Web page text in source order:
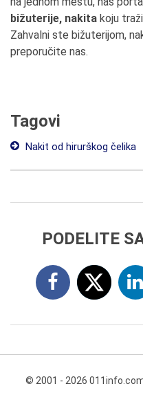
bižuterije, nakita koju
Zahvalni ste bižuterijom,
preporučite nas.
Tagovi
Nakit od hirurškog čelika
PODELITE
© 2001 - 2026